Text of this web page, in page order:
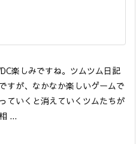
楽しみですね。 ツムツム日記
すが、なかなか楽しいゲームで
ていくと消えていくツムたちが
...